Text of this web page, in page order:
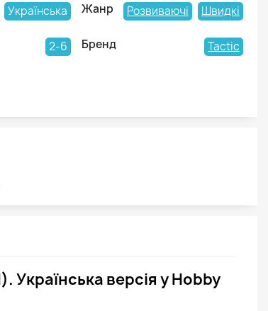
Українська Жанр Розвиваючі Швидкі
2-6 Бренд Tactic
Українська версія у Hobby